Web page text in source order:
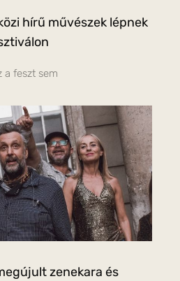
hírű művészek lépnek
a feszt sem
zenekara és